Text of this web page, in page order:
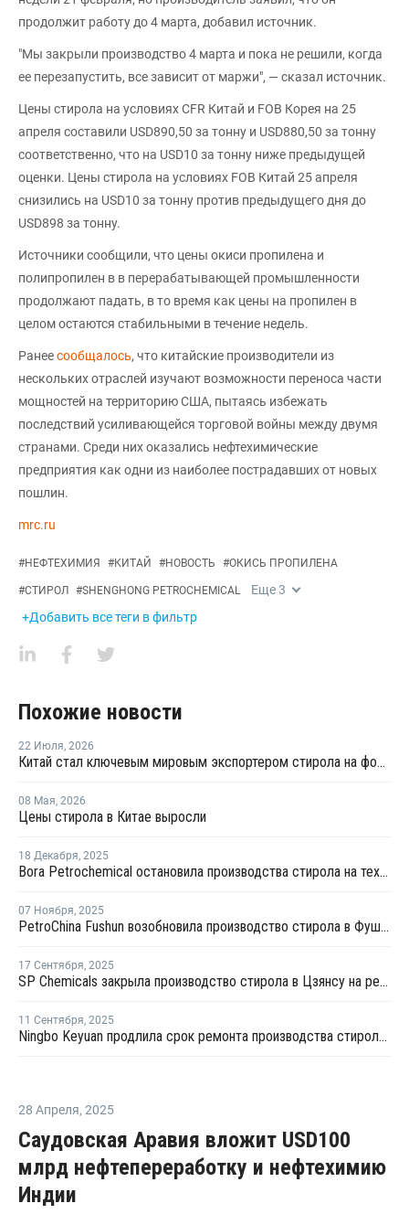
продолжит работу до 4 марта, добавил источник.
"Мы закрыли производство 4 марта и пока не решили, когда
ее перезапустить, все зависит от маржи", — сказал источник.
Цены стирола на условиях CFR Китай и FOB Корея на 25
апреля составили USD890,50 за тонну и USD880,50 за тонну
соответственно, что на USD10 за тонну ниже предыдущей
оценки. Цены стирола на условиях FOB Китай 25 апреля
снизились на USD10 за тонну против предыдущего дня до
USD898 за тонну.
Источники сообщили, что цены окиси пропилена и
полипропилен в в перерабатывающей промышленности
продолжают падать, в то время как цены на пропилен в
целом остаются стабильными в течение недель.
Ранеесообщалось, что китайские производители из
нескольких отраслей изучают возможности переноса части
мощностей на территорию США, пытаясь избежать
последствий усиливающейся торговой войны между двумя
странами. Среди них оказались нефтехимические
предприятия как одни из наиболее пострадавших от новых
пошлин.
mrc.ru
#НЕФТЕХИМИЯ #КИТАЙ #НОВОСТЬ #ОКИСЬ ПРОПИЛЕНА
#СТИРОЛ #SHENGHONG PETROCHEMICAL Еще3
+Добавить все теги в фильтр
Похожие новости
22 Июля, 2026
Китай стал ключевым мировым экспортером стирола на фоне кризиса на Ближнем Востоке
08 Мая, 2026
Цены стирола в Китае выросли
18 Декабря, 2025
Bora Petrochemical остановила производства стирола на техническое обслуживание
07 Ноября, 2025
PetroChina Fushun возобновила производство стирола в Фушуне
17 Сентября, 2025
SP Chemicals закрыла производство стирола в Цзянсу на ремонт
11 Сентября, 2025
Ningbo Keyuan продлила срок ремонта производства стирола в Нинбо
28 Апреля, 2025
Саудовская Аравия вложит USD100
млрд нефтепереработку и нефтехимию
Индии